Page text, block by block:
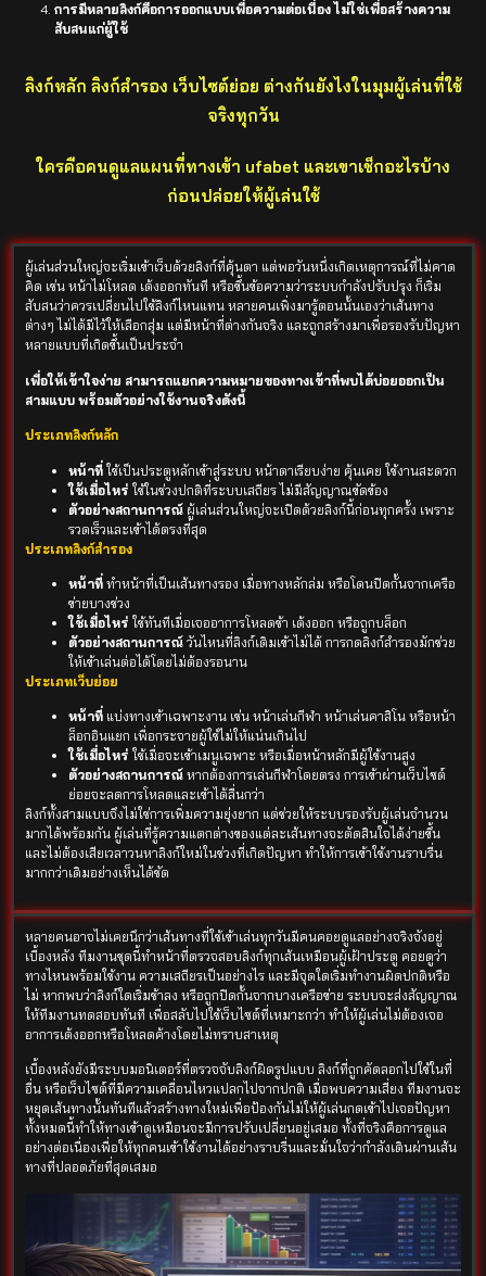
การมีหลายลิงก์คือการออกแบบเพื่อความต่อเนื่อง ไม่ใช่เพื่อสร้างความ
สับสนแก่ผู้ใช้
ลิงก์หลัก ลิงก์สำรอง เว็บไซต์ย่อย ต่างกันยังไงในมุมผู้เล่นที่ใช้
จริงทุกวัน
ใครคือคนดูแลแผนที่ทางเข้า ufabet และเขาเช็กอะไรบ้าง
ก่อนปล่อยให้ผู้เล่นใช้
ผู้เล่นส่วนใหญ่จะเริ่มเข้าเว็บด้วยลิงก์ที่คุ้นตา แต่พอวันหนึ่งเกิดเหตุการณ์ที่ไม่คาด
คิด เช่น หน้าไม่โหลด เด้งออกทันที หรือขึ้นข้อความว่าระบบกำลังปรับปรุง ก็เริ่ม
สับสนว่าควรเปลี่ยนไปใช้ลิงก์ไหนแทน หลายคนเพิ่งมารู้ตอนนั้นเองว่าเส้นทาง
ต่างๆ ไม่ได้มีไว้ให้เลือกสุ่ม แต่มีหน้าที่ต่างกันจริง และถูกสร้างมาเพื่อรองรับปัญหา
หลายแบบที่เกิดขึ้นเป็นประจำ
เพื่อให้เข้าใจง่าย สามารถแยกความหมายของทางเข้าที่พบได้บ่อยออกเป็น
สามแบบ พร้อมตัวอย่างใช้งานจริงดังนี้
ประเภทลิงก์หลัก
หน้าที่ ใช้เป็นประตูหลักเข้าสู่ระบบ หน้าตาเรียบง่าย คุ้นเคย ใช้งานสะดวก
ใช้เมื่อไหร่ ใช้ในช่วงปกติที่ระบบเสถียร ไม่มีสัญญาณขัดข้อง
ตัวอย่างสถานการณ์ ผู้เล่นส่วนใหญ่จะเปิดด้วยลิงก์นี้ก่อนทุกครั้ง เพราะ
รวดเร็วและเข้าได้ตรงที่สุด
ประเภทลิงก์สำรอง
หน้าที่ ทำหน้าที่เป็นเส้นทางรอง เมื่อทางหลักล่ม หรือโดนปิดกั้นจากเครือ
ข่ายบางช่วง
ใช้เมื่อไหร่ ใช้ทันทีเมื่อเจออาการโหลดช้า เด้งออก หรือถูกบล็อก
ตัวอย่างสถานการณ์ วันไหนที่ลิงก์เดิมเข้าไม่ได้ การกดลิงก์สำรองมักช่วย
ให้เข้าเล่นต่อได้โดยไม่ต้องรอนาน
ประเภทเว็บย่อย
หน้าที่ แบ่งทางเข้าเฉพาะงาน เช่น หน้าเล่นกีฬา หน้าเล่นคาสิโน หรือหน้า
ล็อกอินแยก เพื่อกระจายผู้ใช้ไม่ให้แน่นเกินไป
ใช้เมื่อไหร่ ใช้เมื่อจะเข้าเมนูเฉพาะ หรือเมื่อหน้าหลักมีผู้ใช้งานสูง
ตัวอย่างสถานการณ์ หากต้องการเล่นกีฬาโดยตรง การเข้าผ่านเว็บไซต์
ย่อยจะลดการโหลดและเข้าได้ลื่นกว่า
ลิงก์ทั้งสามแบบจึงไม่ใช่การเพิ่มความยุ่งยาก แต่ช่วยให้ระบบรองรับผู้เล่นจำนวน
มากได้พร้อมกัน ผู้เล่นที่รู้ความแตกต่างของแต่ละเส้นทางจะตัดสินใจได้ง่ายขึ้น
และไม่ต้องเสียเวลาวนหาลิงก์ใหม่ในช่วงที่เกิดปัญหา ทำให้การเข้าใช้งานราบรื่น
มากกว่าเดิมอย่างเห็นได้ชัด
หลายคนอาจไม่เคยนึกว่าเส้นทางที่ใช้เข้าเล่นทุกวันมีคนคอยดูแลอย่างจริงจังอยู่
เบื้องหลัง ทีมงานชุดนี้ทำหน้าที่ตรวจสอบลิงก์ทุกเส้นเหมือนผู้เฝ้าประตู คอยดูว่า
ทางไหนพร้อมใช้งาน ความเสถียรเป็นอย่างไร และมีจุดใดเริ่มทำงานผิดปกติหรือ
ไม่ หากพบว่าลิงก์ใดเริ่มช้าลง หรือถูกปิดกั้นจากบางเครือข่าย ระบบจะส่งสัญญาณ
ให้ทีมงานทดสอบทันที เพื่อสลับไปใช้เว็บไซต์ที่เหมาะกว่า ทำให้ผู้เล่นไม่ต้องเจอ
อาการเด้งออกหรือโหลดค้างโดยไม่ทราบสาเหตุ
เบื้องหลังยังมีระบบมอนิเตอร์ที่ตรวจจับลิงก์ผิดรูปแบบ ลิงก์ที่ถูกคัดลอกไปใช้ในที่
อื่น หรือเว็บไซต์ที่มีความเคลื่อนไหวแปลกไปจากปกติ เมื่อพบความเสี่ยง ทีมงานจะ
หยุดเส้นทางนั้นทันทีแล้วสร้างทางใหม่เพื่อป้องกันไม่ให้ผู้เล่นกดเข้าไปเจอปัญหา
ทั้งหมดนี้ทำให้ทางเข้าดูเหมือนจะมีการปรับเปลี่ยนอยู่เสมอ ทั้งที่จริงคือการดูแล
อย่างต่อเนื่องเพื่อให้ทุกคนเข้าใช้งานได้อย่างราบรื่นและมั่นใจว่ากำลังเดินผ่านเส้น
ทางที่ปลอดภัยที่สุดเสมอ